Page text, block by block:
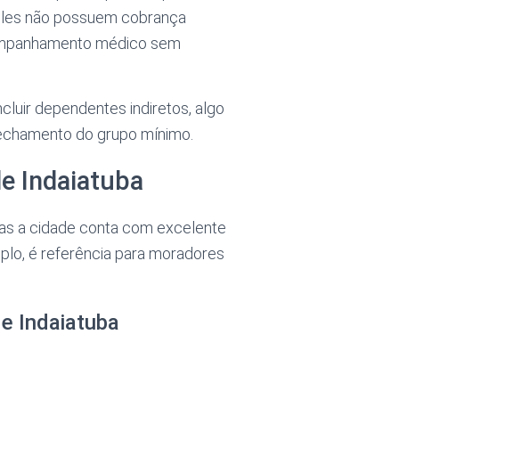
não possuem cobrança
médico sem
dependentes indiretos, algo
do grupo mínimo.
Indaiatuba
a cidade conta com excelente
é referência para moradores
Indaiatuba